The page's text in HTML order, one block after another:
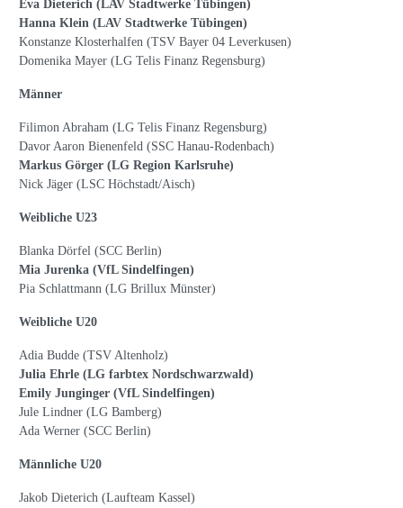
Eva Dieterich (LAV Stadtwerke Tübingen)
Hanna Klein (LAV Stadtwerke Tübingen)
Konstanze Klosterhalfen (TSV Bayer 04 Leverkusen)
Domenika Mayer (LG Telis Finanz Regensburg)
Männer
Filimon Abraham (LG Telis Finanz Regensburg)
Davor Aaron Bienenfeld (SSC Hanau-Rodenbach)
Markus Görger (LG Region Karlsruhe)
Nick Jäger (LSC Höchstadt/Aisch)
Weibliche U23
Blanka Dörfel (SCC Berlin)
Mia Jurenka (VfL Sindelfingen)
Pia Schlattmann (LG Brillux Münster)
Weibliche U20
Adia Budde (TSV Altenholz)
Julia Ehrle (LG farbtex Nordschwarzwald)
Emily Junginger (VfL Sindelfingen)
Jule Lindner (LG Bamberg)
Ada Werner (SCC Berlin)
Männliche U20
Jakob Dieterich (Laufteam Kassel)